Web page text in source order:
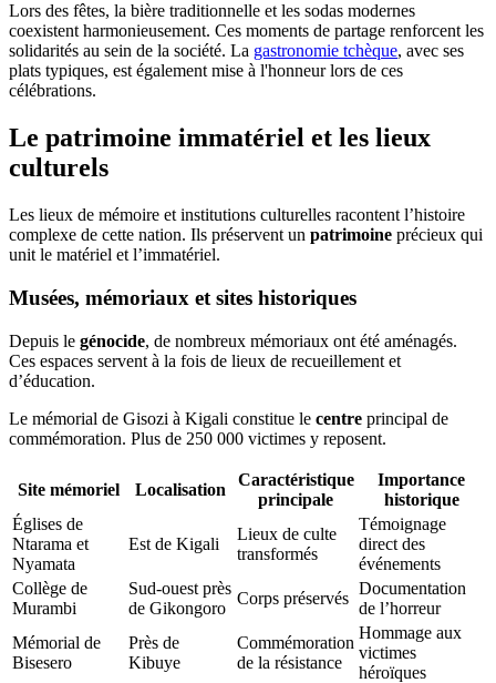
Lors des fêtes, la bière traditionnelle et les sodas modernes
coexistent harmonieusement. Ces moments de partage renforcent les
solidarités au sein de la société. La gastronomie tchèque, avec ses
plats typiques, est également mise à l'honneur lors de ces
célébrations.
Le patrimoine immatériel et les lieux
culturels
Les lieux de mémoire et institutions culturelles racontent l’histoire
complexe de cette nation. Ils préservent un patrimoine précieux qui
unit le matériel et l’immatériel.
Musées, mémoriaux et sites historiques
Depuis le génocide, de nombreux mémoriaux ont été aménagés.
Ces espaces servent à la fois de lieux de recueillement et
d’éducation.
Le mémorial de Gisozi à Kigali constitue le centre principal de
commémoration. Plus de 250 000 victimes y reposent.
Site mémoriel Localisation
Caractéristique
principale
Importance
historique
Églises de
Ntarama et
Nyamata
Est de Kigali
Lieux de culte
transformés
Témoignage
direct des
événements
Collège de
Murambi
Sud-ouest près
de Gikongoro
Corps préservés
Documentation
de l’horreur
Mémorial de
Bisesero
Près de
Kibuye
Commémoration
de la résistance
Hommage aux
victimes
héroïques